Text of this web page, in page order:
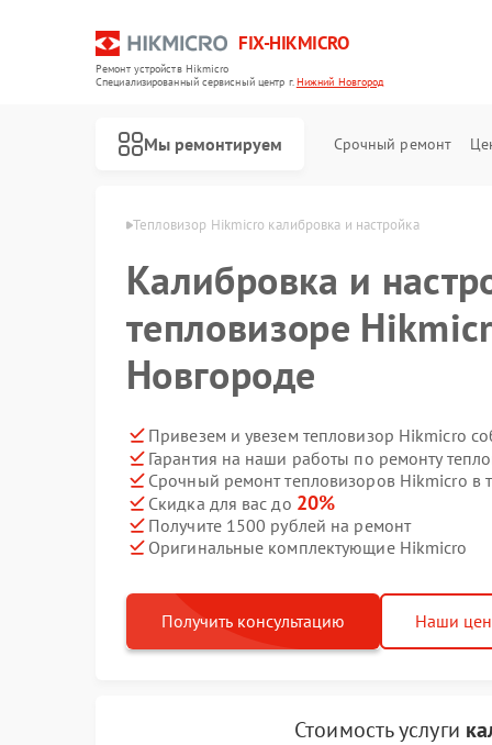
FIX-HIKMICRO
Ремонт устройств Hikmicro
Специализированный cервисный центр г.Нижний Новгород
Мы ремонтируем Срочный ремонт
Нижнем Новгороде Тепловизор Hikmicro калибровка и настройка
Калибровка и
тепловизоре
Новгороде
Привезем и увезем тепловизор Hikmicro
Гарантия на наши работы по ремонту
Срочный ремонт тепловизоров Hikmicro в
Скидка для вас до 20%
Получите 1500 рублей на ремонт
Оригинальные комплектующие Hikmicro
Получить консультацию Наши
Стоимость услуги